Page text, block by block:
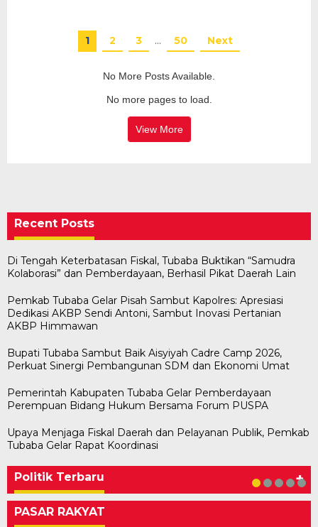
1 2 3 … 50 Next
No More Posts Available.
No more pages to load.
View More
Recent Posts
Di Tengah Keterbatasan Fiskal, Tubaba Buktikan “Samudra
Kolaborasi” dan Pemberdayaan, Berhasil Pikat Daerah Lain
Pemkab Tubaba Gelar Pisah Sambut Kapolres: Apresiasi
Dedikasi AKBP Sendi Antoni, Sambut Inovasi Pertanian
AKBP Himmawan
Bupati Tubaba Sambut Baik Aisyiyah Cadre Camp 2026,
Perkuat Sinergi Pembangunan SDM dan Ekonomi Umat
Pemerintah Kabupaten Tubaba Gelar Pemberdayaan
Perempuan Bidang Hukum Bersama Forum PUSPA
Upaya Menjaga Fiskal Daerah dan Pelayanan Publik, Pemkab
Tubaba Gelar Rapat Koordinasi
Politik Terbaru +
Bawaslu Tegaskan Sikap Siap Bersinergi
In KABAR AKTUAL, POLITIK
Usai Musda, DPD Golkar Tulang Bawang Gelar
In POLITIK | May 11, 2026
M. Aris Pratama Hanan Resmi ‘Nakhodai’ DPD II
In POLITIK | May 1, 2026
Herman HN Lantik Budi Yohanda sebagai
In POLITIK | January 29, 2026
Bupati Tubaba Hadiri Pelantikan Pengurus DPD
In POLITIK | January 28, 2026
PASAR RAKYAT